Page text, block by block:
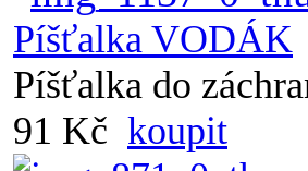
Píšťalka VODÁK
Píšťalka do
91 Kč koupit